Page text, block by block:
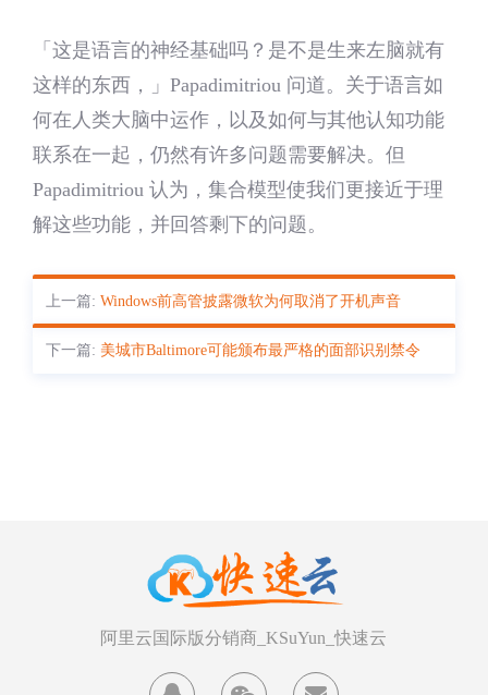
「这是语言的神经基础吗？是不是生来左脑就有
这样的东西，」Papadimitriou 问道。关于语言如
何在人类大脑中运作，以及如何与其他认知功能
联系在一起，仍然有许多问题需要解决。但
Papadimitriou 认为，集合模型使我们更接近于理
解这些功能，并回答剩下的问题。
上一篇:Windows前高管披露微软为何取消了开机声音
下一篇: 美城市Baltimore可能颁布最严格的面部识别禁令
阿里云国际版分销商_KSuYun_快速云